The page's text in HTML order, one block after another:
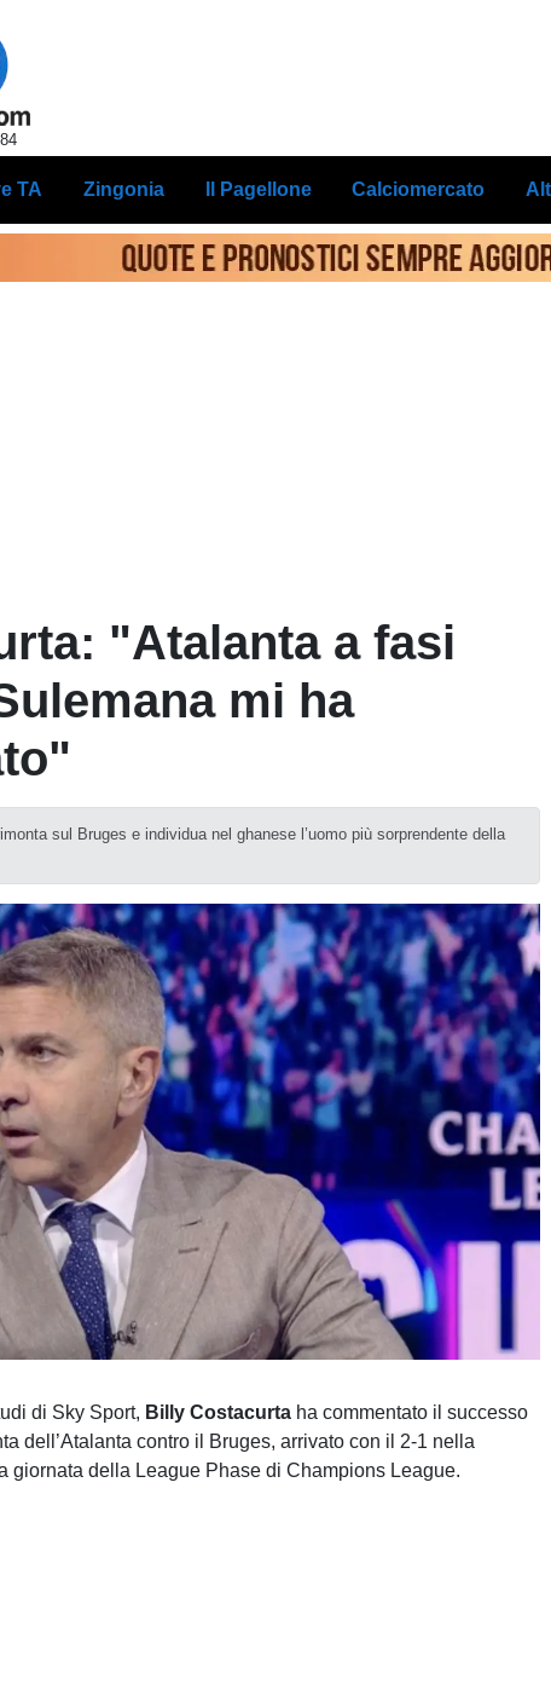
TA Zingonia Il Pagellone Calciomercato
"Atalanta a fasi
mi ha
sul Bruges e individua nel ghanese l’uomo più sorprendente della
di Sky Sport, Billy Costacurta ha commentato il successo
dell’Atalanta contro il Bruges, arrivato con il 2-1 nella
giornata della League Phase di Champions League.